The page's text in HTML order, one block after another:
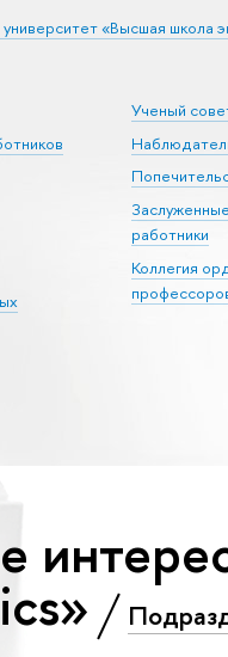
«Высшая школа
Ученый
работники
Коллегия